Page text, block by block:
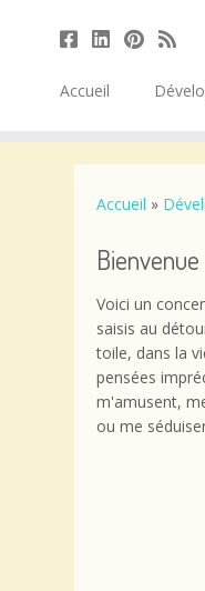
Accueil
Accueil »
Bienvenue
Voici un
saisis au
toile, dans la
pensées
m'amusent,
ou me